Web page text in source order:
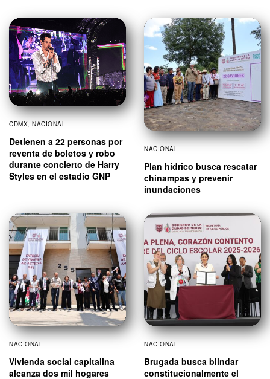
CDMX NACIONAL
Detienen a 22 personas por
reventa de boletos y robo
durante concierto de Harry
Styles en el estadio GNP
NACIONAL
Plan hídrico busca rescatar
chinampas y prevenir
inundaciones
NACIONAL
Vivienda social capitalina
alcanza dos mil hogares
NACIONAL
Brugada busca blindar
constitucionalmente el